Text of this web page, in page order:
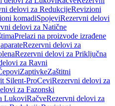
delovi za RedukcijeRevizioni
komadiSpojeviRezervni delovi
delovi za Natične
Prelazi na proizvode izrađene
Rezervni delovi za
Rezervni delovi za Priključna
za Ravni
ZaptivkeZaštitni
Silent-ProCeviRezervni delovi za
za Fazonski
LukoviRačveRezervni delovi za